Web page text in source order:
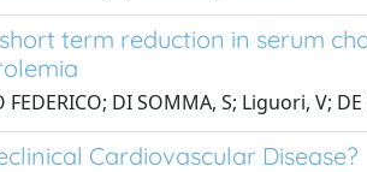
term reduction in serum
DI SOMMA, S; Liguori, V;
Cardiovascular Disease?